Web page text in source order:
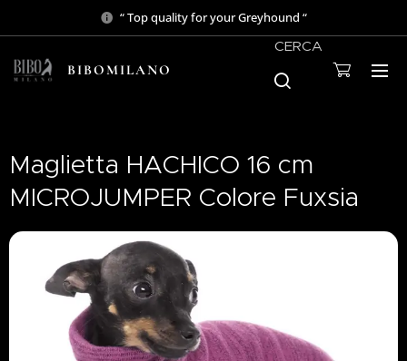
“ Top quality for your Greyhound “
BIBOMILANO
CERCA
Maglietta HACHICO 16 cm
MICROJUMPER Colore Fuxsia